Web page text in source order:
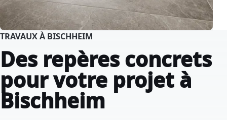
TRAVAUX À BISCHHEIM
Des repères concrets
pour votre projet à
Bischheim